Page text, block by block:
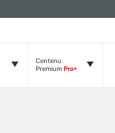
Contenu
Premium Pro+